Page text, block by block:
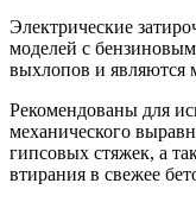
Электрические
моделей с
выхлопов и являются
Рекомендованы для
механического
гипсовых стяжек, а
втирания в свежее